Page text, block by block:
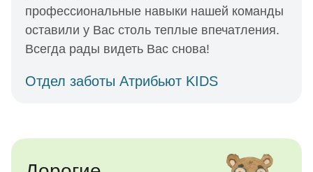
профессиональные навыки нашей команды
оставили у Вас столь теплые впечатления.
Всегда рады видеть Вас снова!
Отдел заботы Атрибьют KIDS